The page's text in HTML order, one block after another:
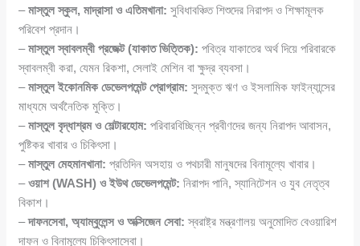
–মাস্তুল স্কুল, মাদ্রাসা ও এতিমখানা: সুবিধাবঞ্চিত শিশুদের নিরাপদ ও শিক্ষামূলক
পরিবেশ প্রদান।
–মাস্তুল স্বাবলম্বী প্রজেক্ট (যাকাত ভিত্তিক): পবিত্র যাকাতের অর্থ দিয়ে পরিবারকে
স্বাবলম্বী করা, যেমন রিকশা, সেলাই মেশিন বা ক্ষুদ্র ব্যবসা।
–মাস্তুল ইকোনমিক ডেভেলপমেন্ট প্রোগ্রাম: সুদমুক্ত ঋণ ও ইসলামিক ফাইন্যান্সের
মাধ্যমে অর্থনৈতিক মুক্তি।
–মাস্তুল বৃদ্ধাশ্রম ও শেল্টারহোম: পরিবারবিচ্ছিন্ন প্রবীণদের জন্য নিরাপদ আবাসন,
পুষ্টিকর খাবার ও চিকিৎসা।
–মাস্তুল মেহমানখানা: প্রতিদিন অসহায় ও পথচারী মানুষদের বিনামূল্যে খাবার।
–ওয়াশ (WASH) ও ইউথ ডেভেলপমেন্ট: নিরাপদ পানি, স্যানিটেশন ও যুব নেতৃত্ব
বিকাশ।
–দাফনসেবা, অ্যাম্বুলেন্স ও অক্সিজেন সেবা: স্বরাষ্ট্র মন্ত্রণালয় অনুমোদিত বেওয়ারিশ
দাফন ও বিনামূল্যে চিকিৎসাসেবা।